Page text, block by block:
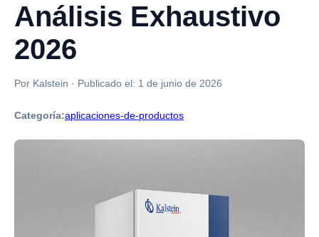
Análisis Exhaustivo
2026
Por Kalstein · Publicado el: 1 de junio de 2026
Categoría:aplicaciones-de-productos